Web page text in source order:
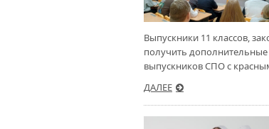
Выпускники 11 классов,
получить дополнительные
выпускников СПО с
ДАЛЕЕ